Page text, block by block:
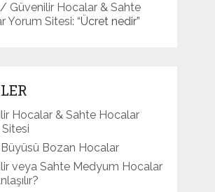
/ Güvenilir Hocalar & Sahte
Yorum Sitesi: “Ücret nedir”
Hocalar & Sahte Hocalar
Bozan Hocalar
veya Sahte Medyum Hocalar